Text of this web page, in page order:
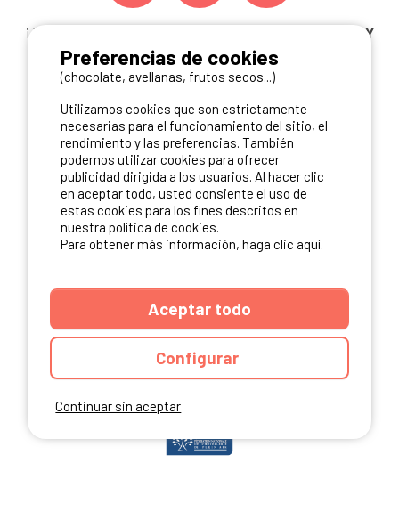
¡ Y NO TE PIERDAS NUESTRAS
OFERTAS, CONCURSOS Y
NOVEDADESINSCRIBIÉNDOTE A NUESTRA
NEWSLETTER!
ME INSCRIBO
NUESTROS PARTNERS
Continuar sin aceptar
Preferencias de cookies
(chocolate, avellanas, frutos secos...)
Utilizamos cookies que son estrictamente
necesarias para el funcionamiento del sitio, el
rendimiento y las preferencias. También
podemos utilizar cookies para ofrecer
publicidad dirigida a los usuarios. Al hacer clic
en aceptar todo, usted consiente el uso de
estas cookies para los fines descritos en
nuestra política de cookies.
Para obtener más información, haga clic aquí.
Aceptar todo
Configurar